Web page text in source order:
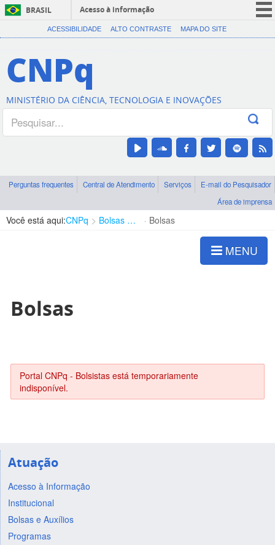
BRASIL
Acesso à informação
CORONAVÍRUS (COVID-19)
Canais
ACESSIBILIDADE ALTO CONTRASTE MAPA DO SITE
CNPq
MINISTÉRIO DA CIÊNCIA, TECNOLOGIA E INOVAÇÕES
Perguntas frequentes Central de Atendimento Serviços
E-mail do Pesquisador
Área de imprensa
Você está aqui:CNPq Bolsas e Auxílios Vigentes Bolsas
MENU
Bolsas
Portal CNPq - Bolsistas está temporariamente
indisponível.
Atuação
Acesso à Informação
Institucional
Bolsas e Auxílios
Programas